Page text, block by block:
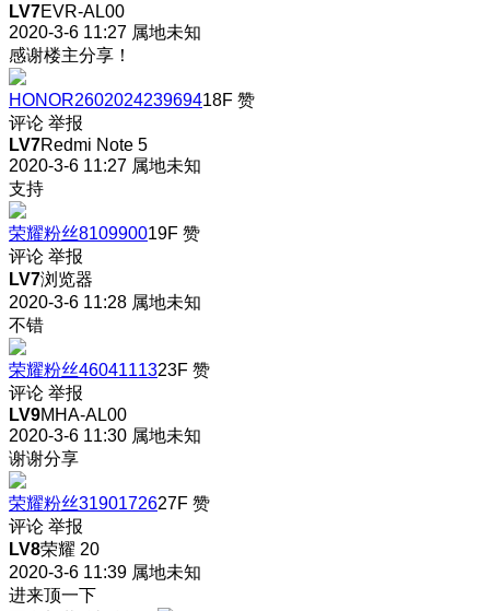
LV7EVR-AL00
2020-3-6 11:27 属地未知
感谢楼主分享！
HONOR260202423969418F 赞
评论 举报
LV7Redmi Note 5
2020-3-6 11:27 属地未知
支持
荣耀粉丝810990019F 赞
评论 举报
LV7浏览器
2020-3-6 11:28 属地未知
不错
荣耀粉丝4604111323F 赞
评论 举报
LV9MHA-AL00
2020-3-6 11:30 属地未知
谢谢分享
荣耀粉丝3190172627F 赞
评论 举报
LV8荣耀 20
2020-3-6 11:39 属地未知
进来顶一下